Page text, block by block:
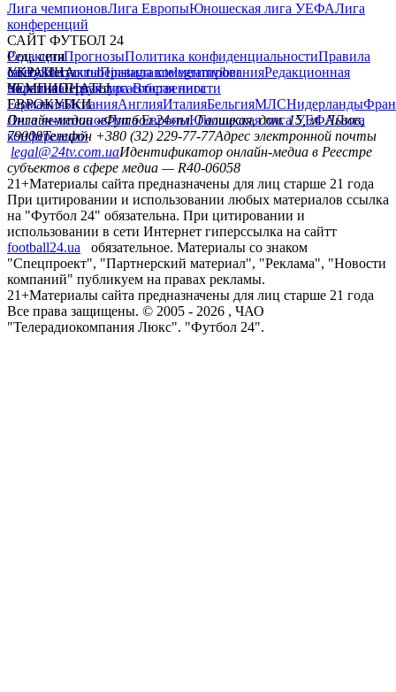
Лига чемпионовЛига ЕвропыЮношеская лига УЕФАЛига
конференций
САЙТ ФУТБОЛ 24
РедакцияПрогнозыПолитика конфиденциальностиПравила
сайтуКонтактыПравила комментированияРедакционная
политикаСтруктура собственности
Соц. сети
facebookxyoutubeinstagramtelegramviber
УКРАИНА
УкраинаПервая лигаВторая лига
ЧЕМПИОНАТЫ
ГерманияИспанияАнглияИталияБельгияМЛСНидерланды
ЕВРОКУБКИ
Лига чемпионовЛига ЕвропыЮношеская лига УЕФАЛига
конференций
Онлайн-медиа «Футбол 24»пл. Галицкая, дом. 15, м. Львов,
79008Телефон +380 (32) 229-77-77Адрес электронной почты
legal@24tv.com.uaИдентификатор онлайн-медиа в Реестре
субъектов в сфере медиа — R40-06058
21+Материалы сайта предназначены для лиц старше 21 года
При цитировании и использовании любых материалов ссылка
на "Футбол 24" обязательна. При цитировании и
использовании в сети Интернет гиперссылка на сайтт
football24.ua
обязательное. Материалы со знаком
"Спецпроект", "Партнерский материал", "Реклама", "Новости
компаний" публикуем на правах рекламы.
21+Материалы сайта предназначены для лиц старше 21 года
Все права защищены. © 2005 - 2026 , ЧАО
"Телерадиокомпания Люкс". "Футбол 24".